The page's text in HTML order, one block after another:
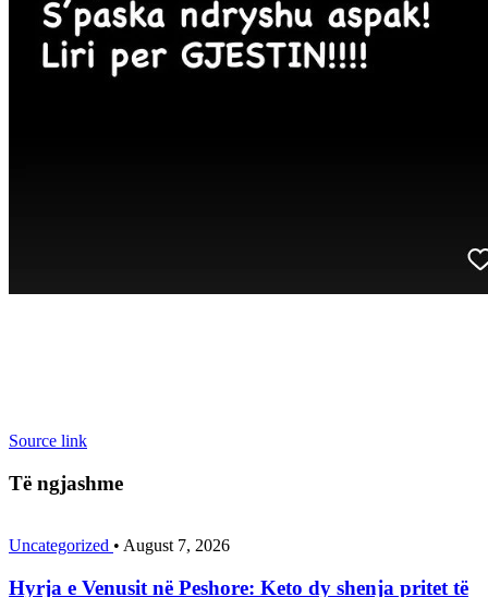
Source link
Të ngjashme
Uncategorized • August 7, 2026
Hyrja e Venusit në Peshore: Keto dy shenja pritet të